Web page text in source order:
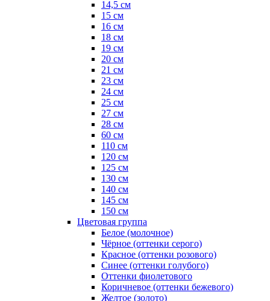
14,5 см
15 см
16 см
18 см
19 см
20 см
21 см
23 см
24 см
25 см
27 см
28 см
60 см
110 см
120 см
125 см
130 см
140 см
145 см
150 см
Цветовая группа
Белое (молочное)
Чёрное (оттенки серого)
Красное (оттенки розового)
Синее (оттенки голубого)
Оттенки фиолетового
Коричневое (оттенки бежевого)
Желтое (золото)